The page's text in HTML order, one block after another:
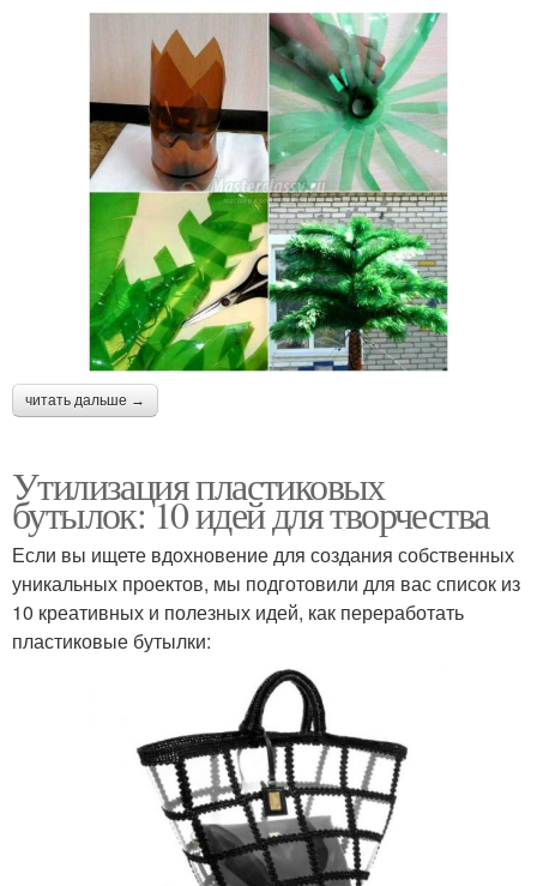
читать дальше →
Утилизация пластиковых
бутылок: 10 идей для творчества
Если вы ищете вдохновение для создания собственных
уникальных проектов, мы подготовили для вас список из
10 креативных и полезных идей, как переработать
пластиковые бутылки: